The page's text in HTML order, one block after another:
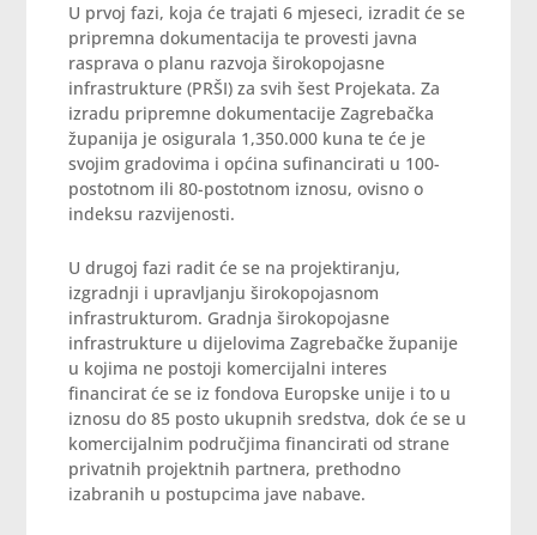
U prvoj fazi, koja će trajati 6 mjeseci, izradit će se
pripremna dokumentacija te provesti javna
rasprava o planu razvoja širokopojasne
infrastrukture (PRŠI) za svih šest Projekata. Za
izradu pripremne dokumentacije Zagrebačka
županija je osigurala 1,350.000 kuna te će je
svojim gradovima i općina sufinancirati u 100-
postotnom ili 80-postotnom iznosu, ovisno o
indeksu razvijenosti.
U drugoj fazi radit će se na projektiranju,
izgradnji i upravljanju širokopojasnom
infrastrukturom. Gradnja širokopojasne
infrastrukture u dijelovima Zagrebačke županije
u kojima ne postoji komercijalni interes
financirat će se iz fondova Europske unije i to u
iznosu do 85 posto ukupnih sredstva, dok će se u
komercijalnim područjima financirati od strane
privatnih projektnih partnera, prethodno
izabranih u postupcima jave nabave.